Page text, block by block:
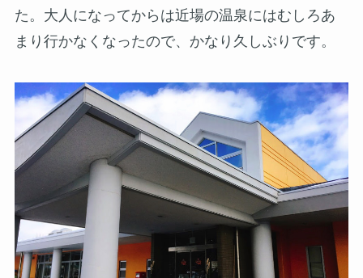
た。大人になってからは近場の温泉にはむしろあ
まり行かなくなったので、かなり久しぶりです。